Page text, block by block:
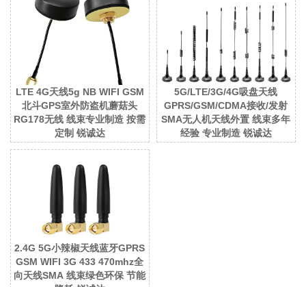
LTE 4G天线5g NB WIFI GSM
北斗GPS室外防盗机蘑菇头
RG178无线 线束专业制造 按需
定制 锐诚达
5G/LTE/3G/4G吸盘天线
GPRS/GSM/CDMA接收/发射
SMA无人机天线外置 线束多年
经验 专业制造 锐诚达
2.4G 5G小辣椒天线蓝牙GPRS
GSM WIFI 3G 433 470mhz全
向天线SMA 线束绿色环保 节能